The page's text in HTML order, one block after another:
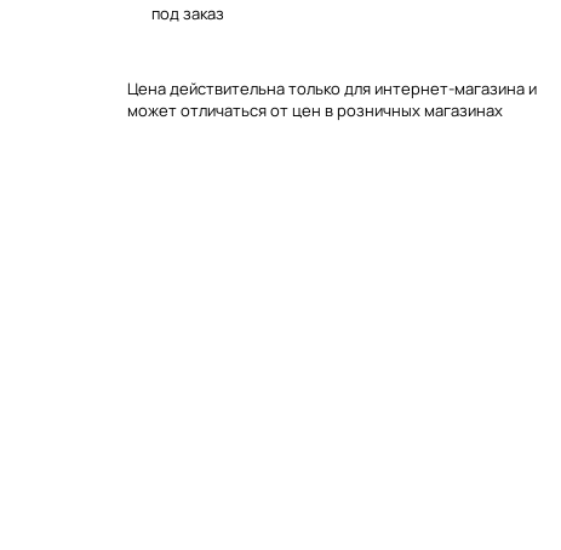
под заказ
Цена действительна только для интернет-магазина и
может отличаться от цен в розничных магазинах